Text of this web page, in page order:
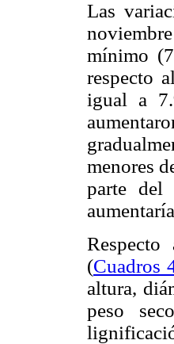
Las
mínimo
respecto
igual a
menores
parte del
(Cuadros
altura,
peso